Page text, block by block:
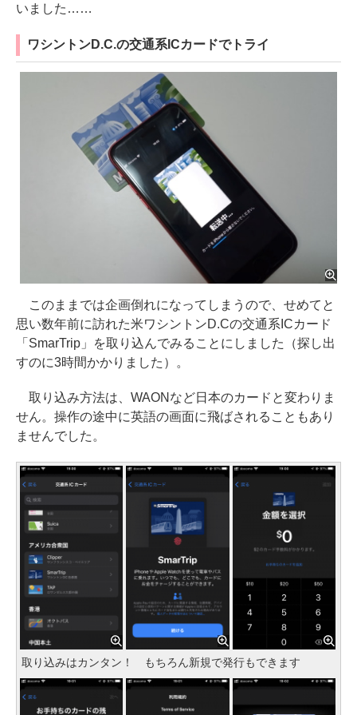
いました……
ワシントンD.C.の交通系ICカードでトライ
このままでは企画倒れになってしまうので、せめてと
思い数年前に訪れた米ワシントンD.Cの交通系ICカード
「SmarTrip」を取り込んでみることにしました（探し出
すのに3時間かかりました）。
取り込み方法は、WAONなど日本のカードと変わりま
せん。操作の途中に英語の画面に飛ばされることもあり
ませんでした。
取り込みはカンタン！ もちろん新規で発行もできます